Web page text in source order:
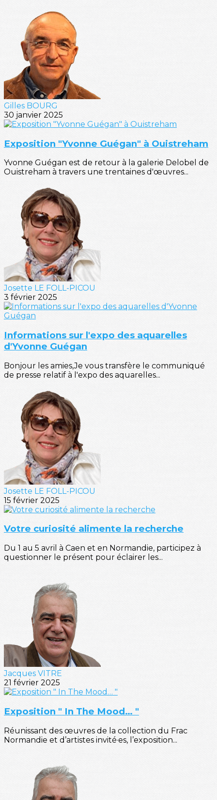
Gilles BOURG
30 janvier 2025
Exposition "Yvonne Guégan" à Ouistreham
Yvonne Guégan est de retour à la galerie Delobel de
Ouistreham à travers une trentaines d'œuvres...
Josette LE FOLL-PICOU
3 février 2025
Informations sur l'expo des aquarelles
d'Yvonne Guégan
Bonjour les amies,Je vous transfère le communiqué
de presse relatif à l'expo des aquarelles...
Josette LE FOLL-PICOU
15 février 2025
Votre curiosité alimente la recherche
Du 1 au 5 avril à Caen et en Normandie, participez à
questionner le présent pour éclairer les...
Jacques VITRE
21 février 2025
Exposition " In The Mood… "
Réunissant des œuvres de la collection du Frac
Normandie et d’artistes invité·es, l’exposition...